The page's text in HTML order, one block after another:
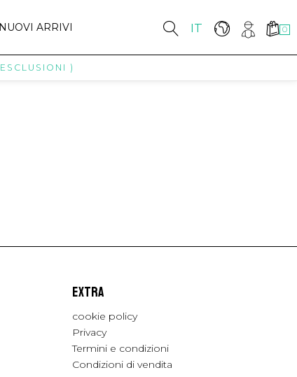
IT 0
NUOVI ARRIVI
)
EXTRA
cookie policy
Privacy
Termini e condizioni
Condizioni di vendita